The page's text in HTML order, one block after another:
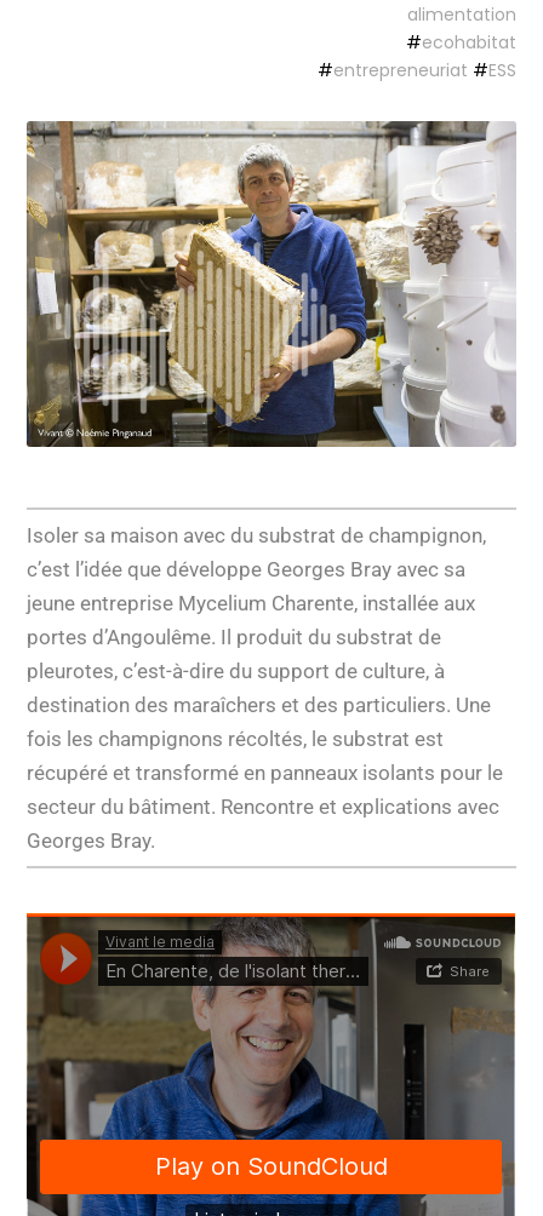
alimentation
#ecohabitat
#entrepreneuriat #ESS
Isoler sa maison avec du substrat de champignon,
c’est l’idée que développe Georges Bray avec sa
jeune entreprise Mycelium Charente, installée aux
portes d’Angoulême. Il produit du substrat de
pleurotes, c’est-à-dire du support de culture, à
destination des maraîchers et des particuliers. Une
fois les champignons récoltés, le substrat est
récupéré et transformé en panneaux isolants pour le
secteur du bâtiment. Rencontre et explications avec
Georges Bray.